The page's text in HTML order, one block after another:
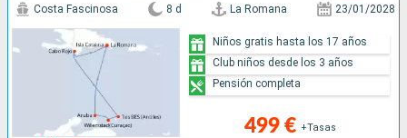
Costa Fascinosa 8 d La Romana 23/01/2028
499 € +Tasas
Niños gratis hasta los 17 años
Club niños desde los 3 años
Pensión completa